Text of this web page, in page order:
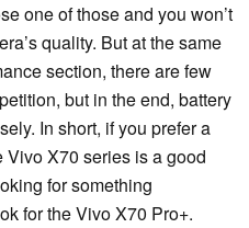
one of those and you won’t
quality. But at the same
section, there are few
but in the end, battery
In short, if you prefer a
Vivo X70 series is a good
for something
for the Vivo X70 Pro+.